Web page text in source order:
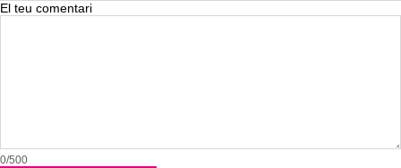
El teu comentari
0/500